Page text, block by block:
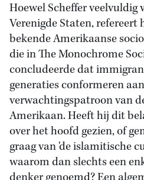
Hoewel Scheffer veelvuldig
Verenigde Staten, refereert
bekende Amerikaanse
die in The Monochrome
concludeerde dat
generaties conformeren
verwachtingspatroon van
Amerikaan. Heeft hij dit
over het hoofd gezien, of
graag van 'de islamitische
waarom dan slechts een